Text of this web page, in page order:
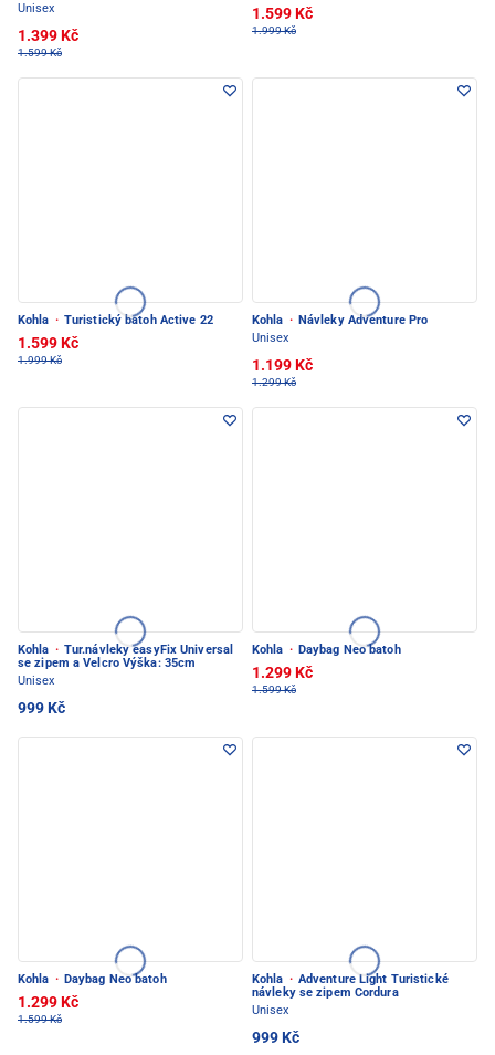
Unisex
1.399 Kč
1.599 Kč
1.599 Kč
1.999 Kč
Kohla · Turistický batoh Active 22
1.599 Kč
1.999 Kč
Kohla · Návleky Adventure Pro
Unisex
1.199 Kč
1.299 Kč
Kohla · Tur.návleky easyFix Universal
se zipem a Velcro Výška: 35cm
Unisex
999 Kč
Kohla · Daybag Neo batoh
1.299 Kč
1.599 Kč
Kohla · Daybag Neo batoh
1.299 Kč
1.599 Kč
Kohla · Adventure Light Turistické
návleky se zipem Cordura
Unisex
999 Kč